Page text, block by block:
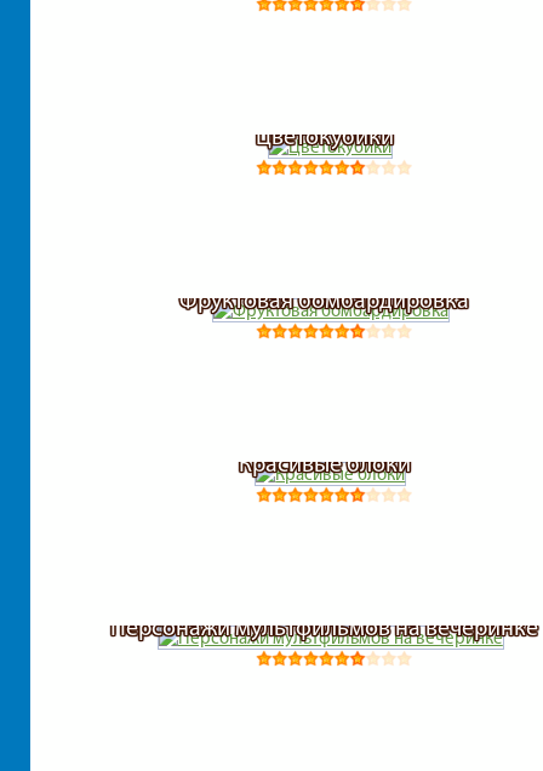
Цветокубики
Фруктовая бомбардировка
Красивые блоки
Персонажи мультфильмов на вечеринке